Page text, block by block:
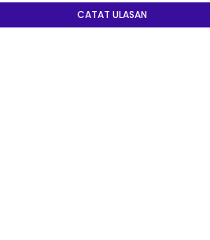
CATAT ULASAN